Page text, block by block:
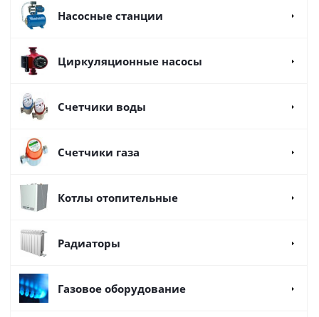
Насосные станции
Циркуляционные насосы
Счетчики воды
Счетчики газа
Котлы отопительные
Радиаторы
Газовое оборудование